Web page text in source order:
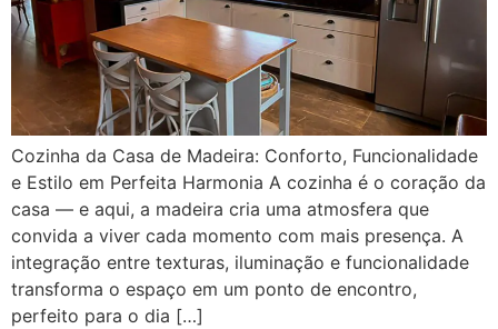
Cozinha da Casa de Madeira: Conforto, Funcionalidade
e Estilo em Perfeita Harmonia A cozinha é o coração da
casa — e aqui, a madeira cria uma atmosfera que
convida a viver cada momento com mais presença. A
integração entre texturas, iluminação e funcionalidade
transforma o espaço em um ponto de encontro,
perfeito para o dia […]